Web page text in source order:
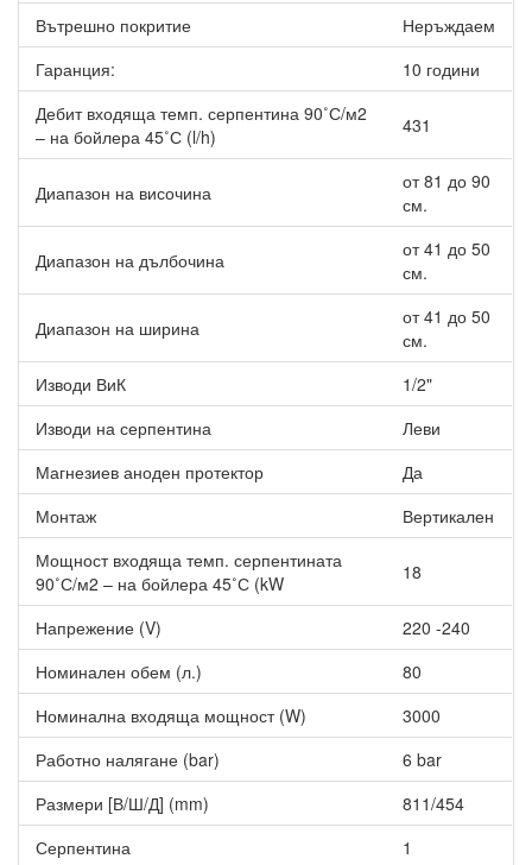
Вътрешно покритие
Неръждаем
Гаранция:
10 години
Дебит входяща темп. серпентина 90˚С/м2
– на бойлера 45˚С (l/h)
431
Диапазон на височина
от 81 до 90
см.
Диапазон на дълбочина
от 41 до 50
см.
Диапазон на ширина
от 41 до 50
см.
Изводи ВиК
1/2"
Изводи на серпентина
Леви
Магнезиев аноден протектор
Да
Монтаж
Вертикален
Мощност входяща темп. серпентината
90˚С/м2 – на бойлера 45˚С (kW
18
Напрежение (V)
220 -240
Номинален обем (л.)
80
Номинална входяща мощност (W)
3000
Работно налягане (bar)
6 bar
Размери [В/Ш/Д] (mm)
811/454
Серпентина
1